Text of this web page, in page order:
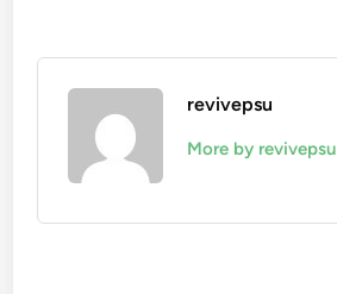
revivepsu
More by revivepsu